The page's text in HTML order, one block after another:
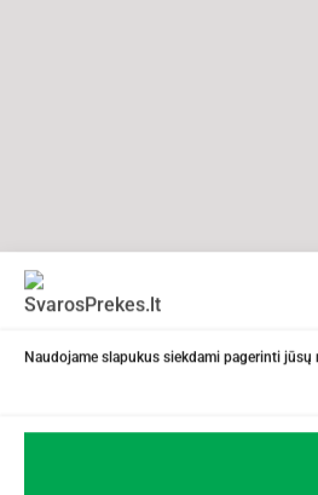
Naudojame slapukus siekdami pagerinti